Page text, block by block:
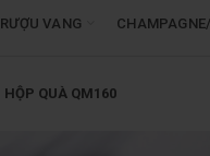
RƯỢU VANG
HỘP QUÀ QM160